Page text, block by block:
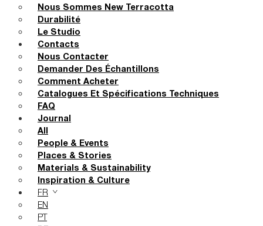
Nous Sommes New Terracotta
Durabilité
Le Studio
Contacts
Nous Contacter
Demander Des Échantillons
Comment Acheter
Catalogues Et Spécifications Techniques
FAQ
Journal
All
People & Events
Places & Stories
Materials & Sustainability
Inspiration & Culture
FR
EN
PT